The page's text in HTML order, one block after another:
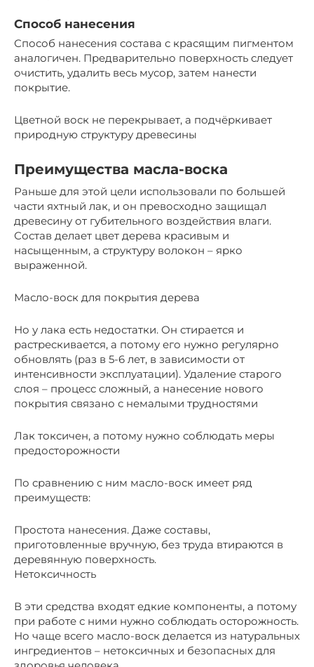
Способ нанесения
Способ нанесения состава с красящим пигментом
аналогичен. Предварительно поверхность следует
очистить, удалить весь мусор, затем нанести
покрытие.
Цветной воск не перекрывает, а подчёркивает
природную структуру древесины
Преимущества масла-воска
Раньше для этой цели использовали по большей
части яхтный лак, и он превосходно защищал
древесину от губительного воздействия влаги.
Состав делает цвет дерева красивым и
насыщенным, а структуру волокон – ярко
выраженной.
Масло-воск для покрытия дерева
Но у лака есть недостатки. Он стирается и
растрескивается, а потому его нужно регулярно
обновлять (раз в 5-6 лет, в зависимости от
интенсивности эксплуатации). Удаление старого
слоя – процесс сложный, а нанесение нового
покрытия связано с немалыми трудностями
Лак токсичен, а потому нужно соблюдать меры
предосторожности
По сравнению с ним масло-воск имеет ряд
преимуществ:
Простота нанесения. Даже составы,
приготовленные вручную, без труда втираются в
деревянную поверхность.
Нетоксичность
В эти средства входят едкие компоненты, а потому
при работе с ними нужно соблюдать осторожность.
Но чаще всего масло-воск делается из натуральных
ингредиентов – нетоксичных и безопасных для